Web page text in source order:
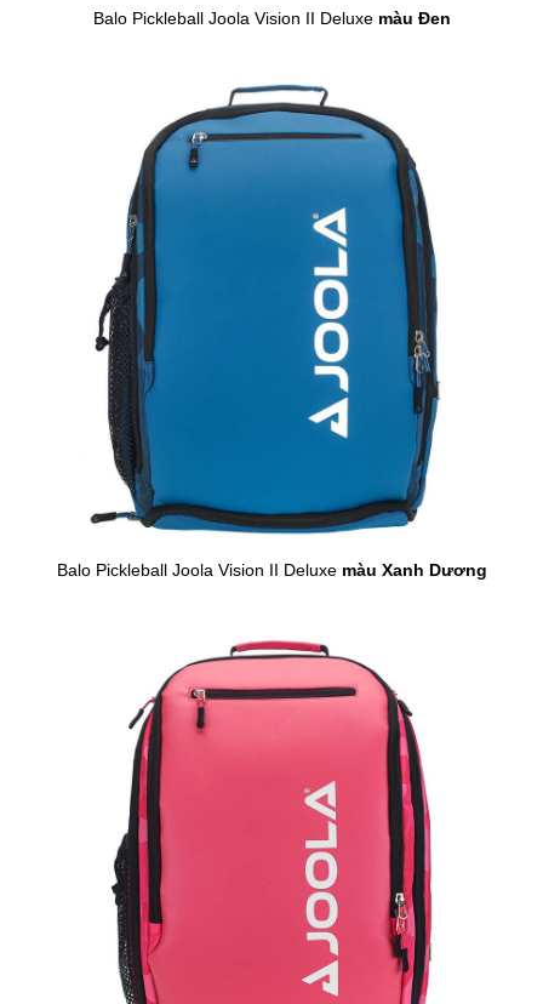
Balo Pickleball Joola Vision II Deluxe màu Đen
Balo Pickleball Joola Vision II Deluxe màu Xanh Dương